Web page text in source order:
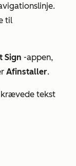
til
Sign -appen,
Afinstaller.
krævede tekst